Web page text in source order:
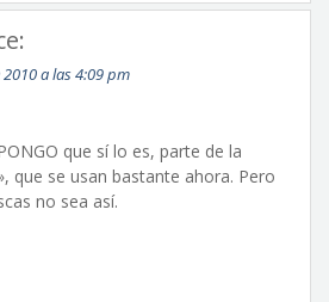
a las 4:09 pm
que sí lo es, parte de la
que se usan bastante ahora. Pero
no sea así.